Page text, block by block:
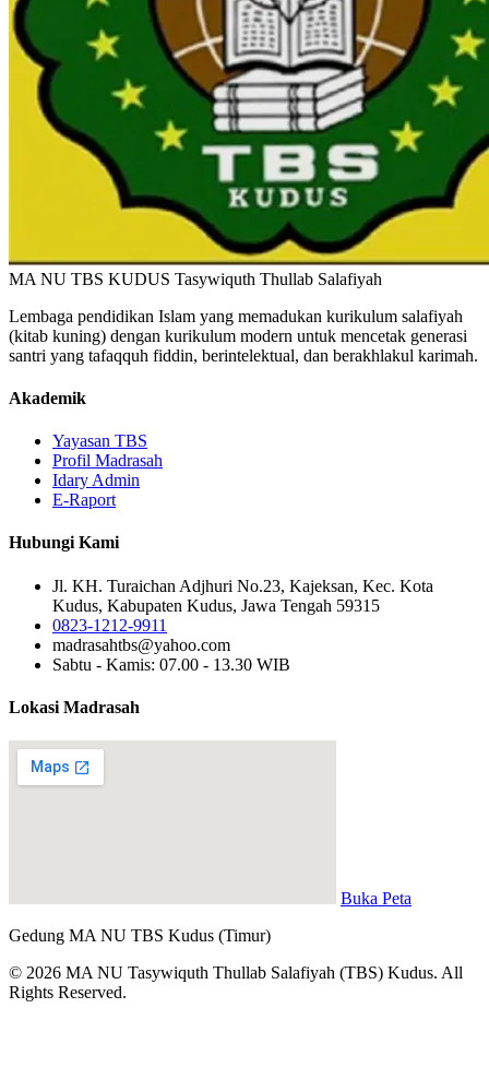
MA NU TBS KUDUS Tasywiquth Thullab Salafiyah
Lembaga pendidikan Islam yang memadukan kurikulum salafiyah
(kitab kuning) dengan kurikulum modern untuk mencetak generasi
santri yang tafaqquh fiddin, berintelektual, dan berakhlakul karimah.
Akademik
Yayasan TBS
Profil Madrasah
Idary Admin
E-Raport
Hubungi Kami
Jl. KH. Turaichan Adjhuri No.23, Kajeksan, Kec. Kota
Kudus, Kabupaten Kudus, Jawa Tengah 59315
0823-1212-9911
madrasahtbs@yahoo.com
Sabtu - Kamis: 07.00 - 13.30 WIB
Lokasi Madrasah
Buka Peta
Gedung MA NU TBS Kudus (Timur)
© 2026 MA NU Tasywiquth Thullab Salafiyah (TBS) Kudus. All
Rights Reserved.